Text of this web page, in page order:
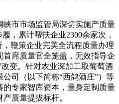
市市场监管局深切实施产质量
，累计帮扶企业2300余家次，
鞭策企业完美全流程质量办理
席质量官全笼盖，无效指导企
变。针对农业深加工取葡萄酒
司（以下简称“西鸽酒庄”）等
的专家智库资本，量身定制质量
质量提拔标杆。